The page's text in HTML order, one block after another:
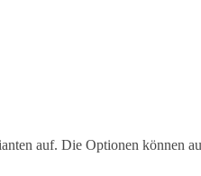
auf. Die Optionen können